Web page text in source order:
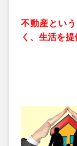
不動産とい
く、生活を提